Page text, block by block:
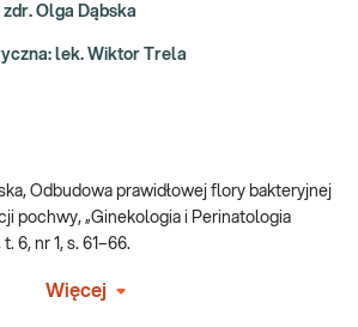
Olga Dąbska
lek. Wiktor Trela
Odbudowa prawidłowej flory bakteryjnej
pochwy, „Ginekologia i Perinatologia
6, nr 1, s. 61–66.
Więcej